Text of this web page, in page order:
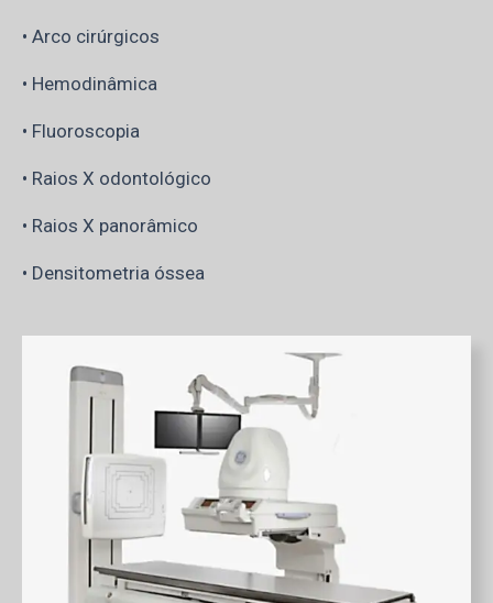
• Arco cirúrgicos
• Hemodinâmica
• Fluoroscopia
• Raios X odontológico
• Raios X panorâmico
• Densitometria óssea